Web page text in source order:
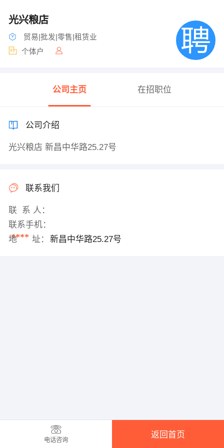
光兴粮店
贸易|批发|零售|租赁业
个体户
公司主页 在招职位
公司介绍
光兴粮店 新昌中华路25.27号
联系我们
联 系 人：
联系手机：
****
地 址： 新昌中华路25.27号
电话咨询
返回首页